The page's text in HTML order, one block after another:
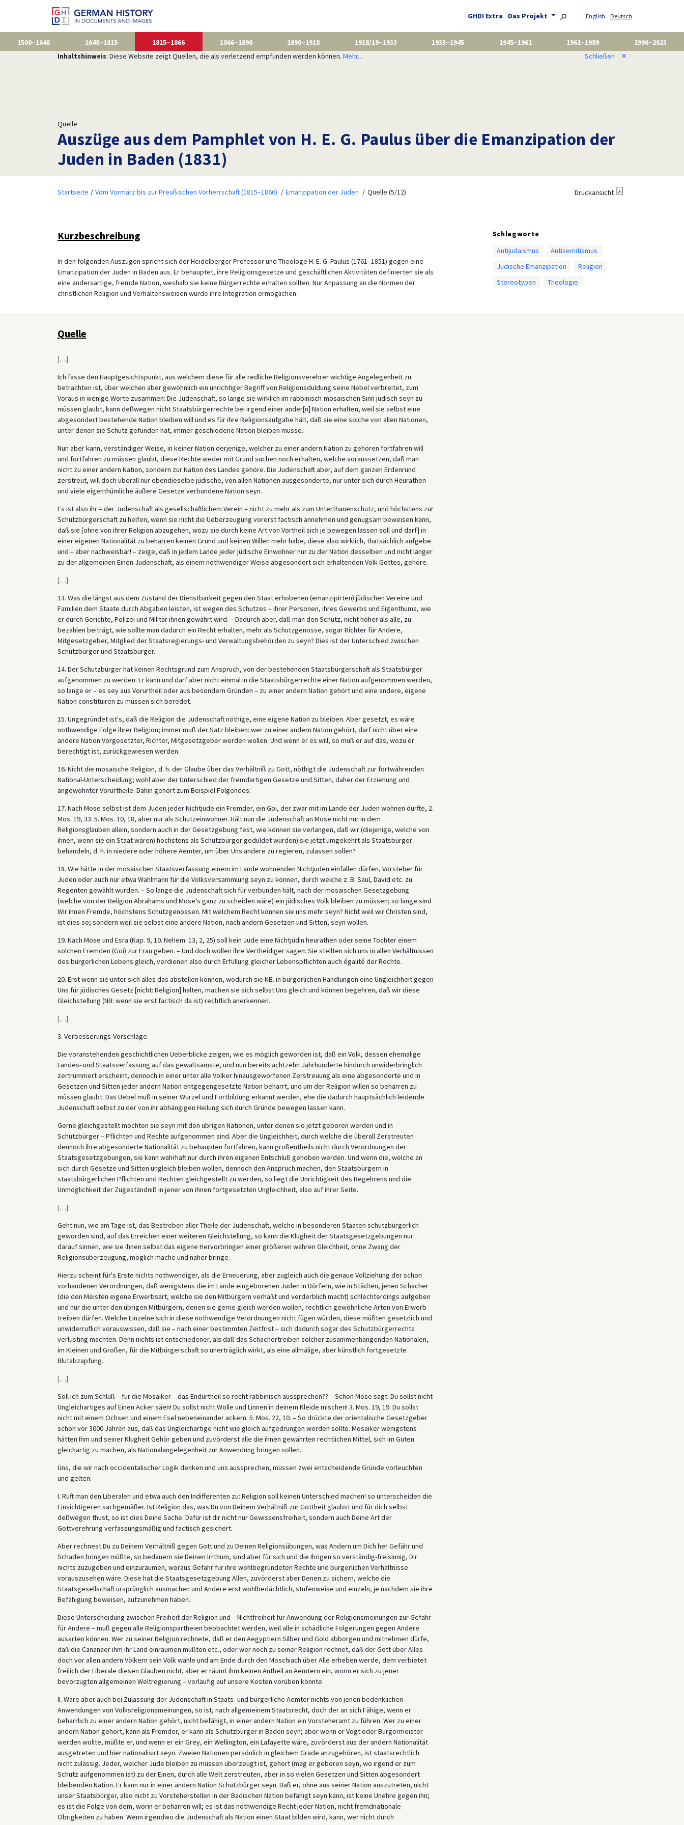
GHDI Extra Das Projekt English Deutsch
1500–1648 1648–1815 1815–1866 1866–1890 1890–1918 1918/19–1933 1933–1945 1945–1961 1961–1989
1990–2023
Inhaltshinweis: Diese Website zeigt Quellen, die als verletzend empfunden werden können. Mehr... Schließen ✕
Quelle
Auszüge aus dem Pamphlet von H. E. G. Paulus über die Emanzipation der
Juden in Baden (1831)
Startseite Vom Vormärz bis zur Preußischen Vorherrschaft (1815–1866) Emanzipation der Juden Quelle (5/12) Druckansicht
Kurzbeschreibung
In den folgenden Auszügen spricht sich der Heidelberger Professor und Theologe H. E. G. Paulus (1761–1851) gegen eine
Emanzipation der Juden in Baden aus. Er behauptet, ihre Religionsgesetze und geschäftlichen Aktivitäten definierten sie als
eine andersartige, fremde Nation, weshalb sie keine Bürgerrechte erhalten sollten. Nur Anpassung an die Normen der
christlichen Religion und Verhaltensweisen würde ihre Integration ermöglichen.
Schlagworte
Antijudaismus
Antisemitismus
Jüdische Emanzipation
Religion
Stereotypen
Theologie
Quelle
[…]
Ich fasse den Hauptgesichtspunkt, aus welchem diese für alle redliche Religionsverehrer wichtige Angelegenheit zu
betrachten ist, über welchen aber gewöhnlich ein unrichtiger Begriff von Religionsduldung seine Nebel verbreitet, zum
Voraus in wenige Worte zusammen: Die Judenschaft, so lange sie wirklich im rabbinisch-mosaischen Sinn jüdisch seyn zu
müssen glaubt, kann deßwegen nicht Staatsbürgerrechte bei irgend einer ander[n] Nation erhalten, weil sie selbst eine
abgesondert bestehende Nation bleiben will und es für ihre Religionsaufgabe hält, daß sie eine solche von allen Nationen,
unter denen sie Schutz gefunden hat, immer geschiedene Nation bleiben müsse.
Nun aber kann, verständiger Weise, in keiner Nation derjenige, welcher zu einer andern Nation zu gehören fortfahren will
und fortfahren zu müssen glaubt, diese Rechte weder mit Grund suchen noch erhalten, welche voraussetzen, daß man
nicht zu einer andern Nation, sondern zur Nation des Landes gehöre. Die Judenschaft aber, auf dem ganzen Erdenrund
zerstreut, will doch überall nur ebendieselbe jüdische, von allen Nationen ausgesonderte, nur unter sich durch Heurathen
und viele eigenthümliche äußere Gesetze verbundene Nation seyn.
Es ist also ihr = der Judenschaft als gesellschaftlichem Verein – nicht zu mehr als zum Unterthanenschutz, und höchstens zur
Schutzbürgerschaft zu helfen, wenn sie nicht die Ueberzeugung vorerst factisch annehmen und genugsam beweisen kann,
daß sie [ohne von ihrer Religion abzugehen, wozu sie durch keine Art von Vortheil sich je bewegen lassen soll und darf] in
einer eigenen Nationalität zu beharren keinen Grund und keinen Willen mehr habe, diese also wirklich, thatsächlich aufgebe
und – aber nachweisbar! – zeige, daß in jedem Lande jeder jüdische Einwohner nur zu der Nation desselben und nicht länger
zu der allgemeinen Einen Judenschaft, als einem nothwendiger Weise abgesondert sich erhaltenden Volk Gottes, gehöre.
[…]
13. Was die längst aus dem Zustand der Dienstbarkeit gegen den Staat erhobenen (emanzipirten) jüdischen Vereine und
Familien dem Staate durch Abgaben leisten, ist wegen des Schutzes – ihrer Personen, ihres Gewerbs und Eigenthums, wie
er durch Gerichte, Polizei und Militär ihnen gewährt wird. – Dadurch aber, daß man den Schutz, nicht höher als alle, zu
bezahlen beiträgt, wie sollte man dadurch ein Recht erhalten, mehr als Schutzgenosse, sogar Richter für Andere,
Mitgesetzgeber, Mitglied der Staatsregierungs- und Verwaltungsbehörden zu seyn? Dies ist der Unterschied zwischen
Schutzbürger und Staatsbürger.
14. Der Schutzbürger hat keinen Rechtsgrund zum Anspruch, von der bestehenden Staatsbürgerschaft als Staatsbürger
aufgenommen zu werden. Er kann und darf aber nicht einmal in die Staatsbürgerrechte einer Nation aufgenommen werden,
so lange er – es sey aus Vorurtheil oder aus besondern Gründen – zu einer andern Nation gehört und eine andere, eigene
Nation constituiren zu müssen sich beredet.
15. Ungegründet ist's, daß die Religion die Judenschaft nöthige, eine eigene Nation zu bleiben. Aber gesetzt, es wäre
nothwendige Folge ihrer Religion; immer muß der Satz bleiben: wer zu einer andern Nation gehört, darf nicht über eine
andere Nation Vorgesetzter, Richter, Mitgesetzgeber werden wollen. Und wenn er es will, so muß er auf das, wozu er
berechtigt ist, zurückgewiesen werden.
16. Nicht die mosaische Religion, d. h. der Glaube über das Verhältniß zu Gott, nöthigt die Judenschaft zur fortwährenden
National-Unterscheidung; wohl aber der Unterschied der fremdartigen Gesetze und Sitten, daher der Erziehung und
angewohnter Vorurtheile. Dahin gehört zum Beispiel Folgendes:
17. Nach Mose selbst ist dem Juden jeder Nichtjude ein Fremder, ein Goi, der zwar mit im Lande der Juden wohnen durfte, 2.
Mos. 19, 33. 5. Mos. 10, 18, aber nur als Schutzeinwohner. Hält nun die Judenschaft an Mose nicht nur in dem
Religionsglauben allein, sondern auch in der Gesetzgebung fest, wie können sie verlangen, daß wir (diejenige, welche von
ihnen, wenn sie ein Staat wären) höchstens als Schutzbürger geduldet würden) sie jetzt umgekehrt als Staatsbürger
behandeln, d. h. in niedere oder höhere Aemter, um über Uns andere zu regieren, zulassen sollen?
18. Wie hätte in der mosaischen Staatsverfassung einem im Lande wohnenden Nichtjuden einfallen dürfen, Vorsteher für
Juden oder auch nur etwa Wahlmann für die Volksversammlung seyn zu können, durch welche z. B. Saul, David etc. zu
Regenten gewählt wurden. – So lange die Judenschaft sich für verbunden hält, nach der mosaischen Gesetzgebung
(welche von der Religion Abrahams und Mose's ganz zu scheiden wäre) ein jüdisches Volk bleiben zu müssen; so lange sind
Wir ihnen Fremde, höchstens Schutzgenossen. Mit welchem Recht können sie uns mehr seyn? Nicht weil wir Christen sind,
ist dies so; sondern weil sie selbst eine andere Nation, nach andern Gesetzen und Sitten, seyn wollen.
19. Nach Mose und Esra (Kap. 9, 10. Nehem. 13, 2, 25) soll kein Jude eine Nichtjüdin heurathen oder seine Tochter einem
solchen Fremden (Goi) zur Frau geben. – Und doch wollen ihre Vertheidiger sagen: Sie stellten sich uns in allen Verhältnissen
des bürgerlichen Lebens gleich, verdienen also durch Erfüllung gleicher Lebenspflichten auch égalité der Rechte.
20. Erst wenn sie unter sich alles das abstellen können, wodurch sie NB. in bürgerlichen Handlungen eine Ungleichheit gegen
Uns für jüdisches Gesetz [nicht: Religion] halten, machen sie sich selbst Uns gleich und können begehren, daß wir diese
Gleichstellung (NB: wenn sie erst factisch da ist) rechtlich anerkennen.
[…]
3. Verbesserungs-Vorschläge.
Die voranstehenden geschichtlichen Ueberblicke zeigen, wie es möglich geworden ist, daß ein Volk, dessen ehemalige
Landes- und Staatsverfassung auf das gewaltsamste, und nun bereits achtzehn Jahrhunderte hindurch unwiderbringlich
zertrümmert erscheint, dennoch in einer unter alle Volker hinausgeworfenen Zerstreuung als eine abgesonderte und in
Gesetzen und Sitten jeder andern Nation entgegengesetzte Nation beharrt, und um der Religion willen so beharren zu
müssen glaubt. Das Uebel muß in seiner Wurzel und Fortbildung erkannt werden, ehe die dadurch hauptsächlich leidende
Judenschaft selbst zu der von ihr abhängigen Heilung sich durch Gründe bewegen lassen kann.
Gerne gleichgestellt möchten sie seyn mit den übrigen Nationen, unter denen sie jetzt geboren werden und in
Schutzbürger – Pflichten und Rechte aufgenommen sind. Aber die Ungleichheit, durch welche die überall Zerstreuten
dennoch ihre abgesonderte Nationalität zu behaupten fortfahren, kann großentheils nicht durch Verordnungen der
Staatsgesetzgebungen, sie kann wahrhaft nur durch ihren eigenen Entschluß gehoben werden. Und wenn die, welche an
sich durch Gesetze und Sitten ungleich bleiben wollen, dennoch den Anspruch machen, den Staatsbürgern in
staatsbürgerlichen Pflichten und Rechten gleichgestellt zu werden, so liegt die Unrichtigkeit des Begehrens und die
Unmöglichkeit der Zugeständniß in jener von ihnen fortgesetzten Ungleichheit, also auf ihrer Seite.
[…]
Geht nun, wie am Tage ist, das Bestreben aller Theile der Judenschaft, welche in besonderen Staaten schutzbürgerlich
geworden sind, auf das Erreichen einer weiteren Gleichstellung, so kann die Klugheit der Staatsgesetzgebungen nur
darauf sinnen, wie sie ihnen selbst das eigene Hervorbringen einer größeren wahren Gleichheit, ohne Zwang der
Religionsüberzeugung, möglich mache und näher bringe.
Hierzu scheint für's Erste nichts nothwendiger, als die Erneuerung, aber zugleich auch die genaue Vollziehung der schon
vorhandenen Verordnungen, daß wenigstens die im Lande eingeborenen Juden in Dörfern, wie in Städten, jenen Schacher
(die den Meisten eigene Erwerbsart, welche sie den Mitbürgern verhaßt und verderblich macht) schlechterdings aufgeben
und nur die unter den übrigen Mitbürgern, denen sie gerne gleich werden wollen, rechtlich gewöhnliche Arten von Erwerb
treiben dürfen. Welche Einzelne sich in diese nothwendige Verordnungen nicht fügen würden, diese müßten gesetzlich und
unwiderruflich vorauswissen, daß sie – nach einer bestimmten Zeitfrist – sich dadurch sogar des Schutzbürgerrechts
verlusting machten. Denn nichts ist entschiedener, als daß das Schachertreiben solcher zusammenhängenden Nationalen,
im Kleinen und Großen, für die Mitbürgerschaft so unerträglich wirkt, als eine allmälige, aber künstlich fortgesetzte
Blutabzapfung.
[…]
Soll ich zum Schluß – für die Mosaiker – das Endurtheil so recht rabbinisch aussprechen?? – Schon Mose sagt: Du sollst nicht
Ungleichartiges auf Einen Acker säen! Du sollst nicht Wolle und Linnen in deinem Kleide mischen! 3. Mos. 19, 19. Du sollst
nicht mit einem Ochsen und einem Esel nebeneinander ackern. 5. Mos. 22, 10. – So drückte der orientalische Gesetzgeber
schon vor 3000 Jahren aus, daß das Ungleichartige nicht wie gleich aufgedrungen werden sollte. Mosaiker wenigstens
hätten Ihm und seiner Klugheit Gehör geben und zuvörderst alle die ihnen gewährten rechtlichen Mittel, sich im Guten
gleichartig zu machen, als Nationalangelegenheit zur Anwendung bringen sollen.
Uns, die wir nach occidentalischer Logik denken und uns aussprechen, müssen zwei entscheidende Gründe vorleuchten
und gelten:
I. Ruft man den Liberalen und etwa auch den Indifferenten zu: Religion soll keinen Unterschied machen! so unterscheiden die
Einsichtigeren sachgemäßer. Ist Religion das, was Du von Deinem Verhältniß zur Gottheit glaubst und für dich selbst
deßwegen thust, so ist dies Deine Sache. Dafür ist dir nicht nur Gewissensfreiheit, sondern auch Deine Art der
Gottverehrung verfassungsmäßig und factisch gesichert.
Aber rechnest Du zu Deinem Verhältniß gegen Gott und zu Deinen Religionsübungen, was Andern um Dich her Gefähr und
Schaden bringen müßte, so bedauern sie Deinen Irrthum, sind aber für sich und die Ihrigen so verständig-freisinnig, Dir
nichts zuzugeben und einzuräumen, woraus Gefahr für ihre wohlbegründeten Rechte und bürgerlichen Verhältnisse
vorauszusehen wäre. Diese hat die Staatsgesetzgebung Allen, zuvörderst aber Denen zu sichern, welche die
Staatsgesellschaft ursprünglich ausmachen und Andere erst wohlbedächtlich, stufenweise und einzeln, je nachdem sie ihre
Befähigung beweisen, aufzunehmen haben.
Diese Unterscheidung zwischen Freiheit der Religion und – Nichtfreiheit für Anwendung der Religionsmeinungen zur Gefahr
für Andere – muß gegen alle Religionspartheien beobachtet werden, weil alle in schädliche Folgerungen gegen Andere
ausarten können. Wer zu seiner Religion rechnete, daß er den Aegyptiern Silber und Gold abborgen und mitnehmen dürfe,
daß die Cananäer ihm ihr Land einräumen müßten etc., oder wer noch zu seiner Religion rechnet, daß der Gott über Alles
doch vor allen andern Völkern sein Volk wähle und am Ende durch den Moschiach über Alle erheben werde, dem verbietet
freilich der Liberale diesen Glauben nicht, aber er räumt ihm keinen Antheil an Aemtern ein, worin er sich zu jener
bevorzugten allgemeinen Weltregierung – vorläufig auf unsere Kosten vorüben könnte.
II. Wäre aber auch bei Zulassung der Judenschaft in Staats- und bürgerliche Aemter nichts von jenen bedenklichen
Anwendungen von Volksreligionsmeinungen, so ist, nach allgemeinem Staatsrecht, doch der an sich Fähige, wenn er
beharrlich zu einer andern Nation gehört, nicht befähigt, in einer andern Nation ein Vorsteheramt zu führen. Wer zu einer
andern Nation gehört, kann als Fremder, er kann als Schutzbürger in Baden seyn; aber wenn er Vogt oder Bürgermeister
werden wollte, müßte er, und wenn er ein Grey, ein Wellington, ein Lafayette wäre, zuvörderst aus der andern Nationalität
ausgetreten und hier nationalisirt seyn. Zweien Nationen persönlich in gleichem Grade anzugehören, ist staatsrechtlich
nicht zulässig. Jeder, welcher Jude bleiben zu müssen überzeugt ist, gehört (mag er geboren seyn, wo irgend er zum
Schutz aufgenommen ist) zu der Einen, durch alle Welt zerstreuten, aber in so vielen Gesetzen und Sitten abgesondert
bleibenden Nation. Er kann nur in einer andern Nation Schutzbürger seyn. Daß er, ohne aus seiner Nation auszutreten, nicht
unser Staatsbürger, also nicht zu Vorsteherstellen in der Badischen Nation befähigt seyn kann, ist keine Unehre gegen ihn;
es ist die Folge von dem, worin er beharren will; es ist das nothwendige Recht jeder Nation, nicht fremdnationale
Obrigkeiten zu haben. Wenn irgendwo die Judenschaft als Nation einen Staat bilden wird, kann, wer nicht durch